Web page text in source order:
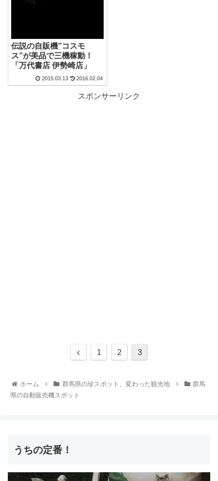
伝説の自販機”コスモ
ス”が美品で三機稼動！
「万代書店 伊勢崎店」
2015.03.13 2016.02.04
スポンサーリンク
1 2 3
ホーム 群馬県の珍スポット、変わった観光地
群馬
県の自動販売機スポット
うちの定番！